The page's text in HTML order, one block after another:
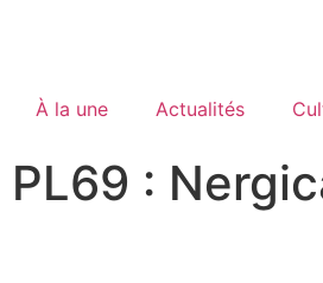
À la une Actualités
PL69 :